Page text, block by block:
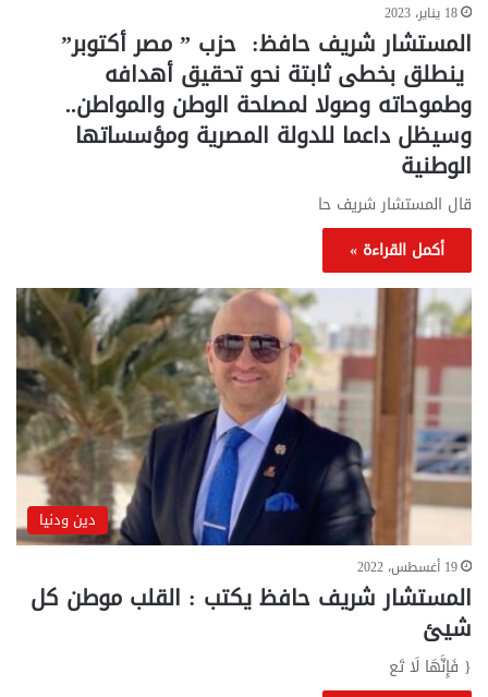
18 يناير، 2023
المستشار شريف حافظ: حزب ” مصر أكتوبر”
ينطلق بخطى ثابتة نحو تحقيق أهدافه
وطموحاته وصولا لمصلحة الوطن والمواطن..
وسيظل داعما للدولة المصرية ومؤسساتها
الوطنية
قال المستشار شريف حا
أكمل القراءة »
دين ودنيا
19 أغسطس، 2022
المستشار شريف حافظ يكتب : القلب موطن كل
شيئ
{ فَإِنَّهَا لَا تَع